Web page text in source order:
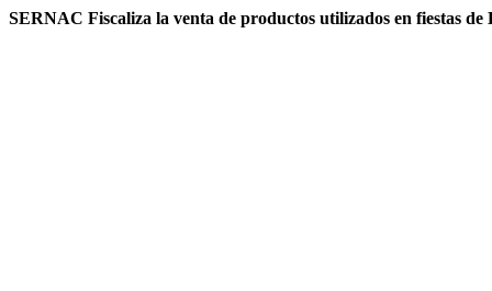
SERNAC Fiscaliza la venta de productos utilizados en fiestas de